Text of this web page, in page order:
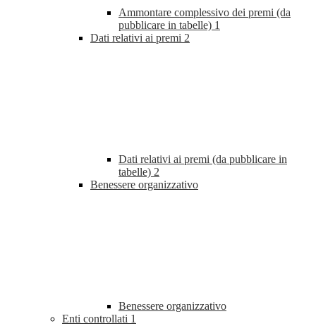
Ammontare complessivo dei premi (da
pubblicare in tabelle) 1
Dati relativi ai premi 2
Dati relativi ai premi (da pubblicare in
tabelle) 2
Benessere organizzativo
Benessere organizzativo
Enti controllati 1